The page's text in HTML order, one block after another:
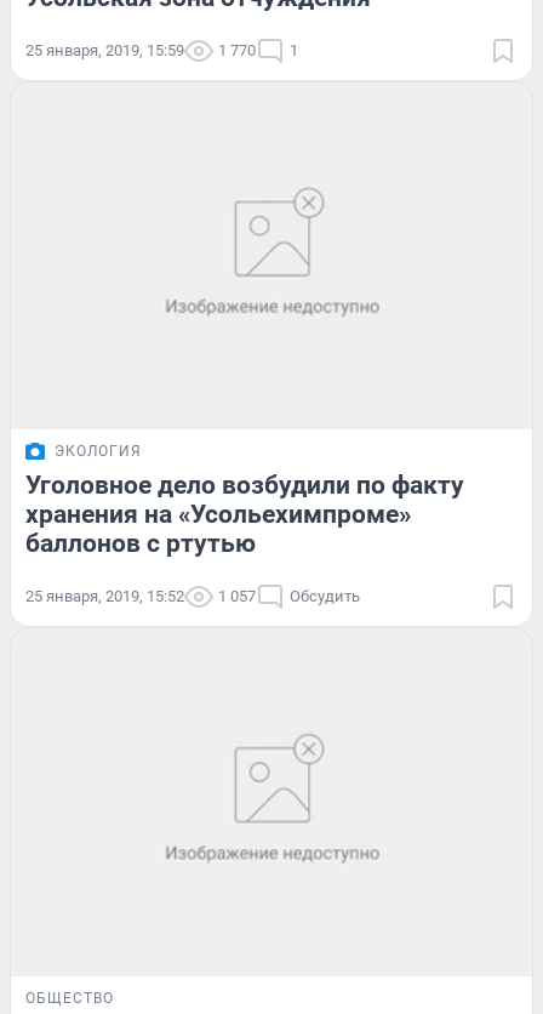
25 января, 2019, 15:59 1 770 1
ЭКОЛОГИЯ
Уголовное дело возбудили по факту
хранения на «Усольехимпроме»
баллонов с ртутью
25 января, 2019, 15:52 1 057 Обсудить
ОБЩЕСТВО